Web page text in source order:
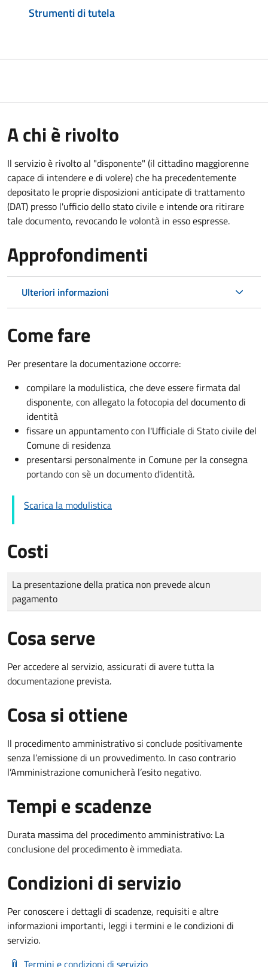
Strumenti di tutela
A chi è rivolto
Il servizio è rivolto al "disponente" (il cittadino maggiorenne
capace di intendere e di volere) che ha precedentemente
depositato le proprie disposizioni anticipate di trattamento
(DAT) presso l'ufficio dello stato civile e intende ora ritirare
tale documento, revocando le volontà in esso espresse.
Approfondimenti
Ulteriori informazioni
Come fare
Per presentare la documentazione occorre:
compilare la modulistica, che deve essere firmata dal
disponente, con allegato la fotocopia del documento di
identità
fissare un appuntamento con l'Ufficiale di Stato civile del
Comune di residenza
presentarsi personalmente in Comune per la consegna
portando con sè un documento d'identità.
Scarica la modulistica
Costi
Tipo di pagamento
Importo
La presentazione della pratica non prevede alcun
pagamento
Cosa serve
Per accedere al servizio, assicurati di avere tutta la
documentazione prevista.
Cosa si ottiene
Il procedimento amministrativo si conclude positivamente
senza l’emissione di un provvedimento. In caso contrario
l’Amministrazione comunicherà l’esito negativo.
Tempi e scadenze
Durata massima del procedimento amministrativo: La
conclusione del procedimento è immediata.
Condizioni di servizio
Per conoscere i dettagli di scadenze, requisiti e altre
informazioni importanti, leggi i termini e le condizioni di
servizio.
Termini e condizioni di servizio